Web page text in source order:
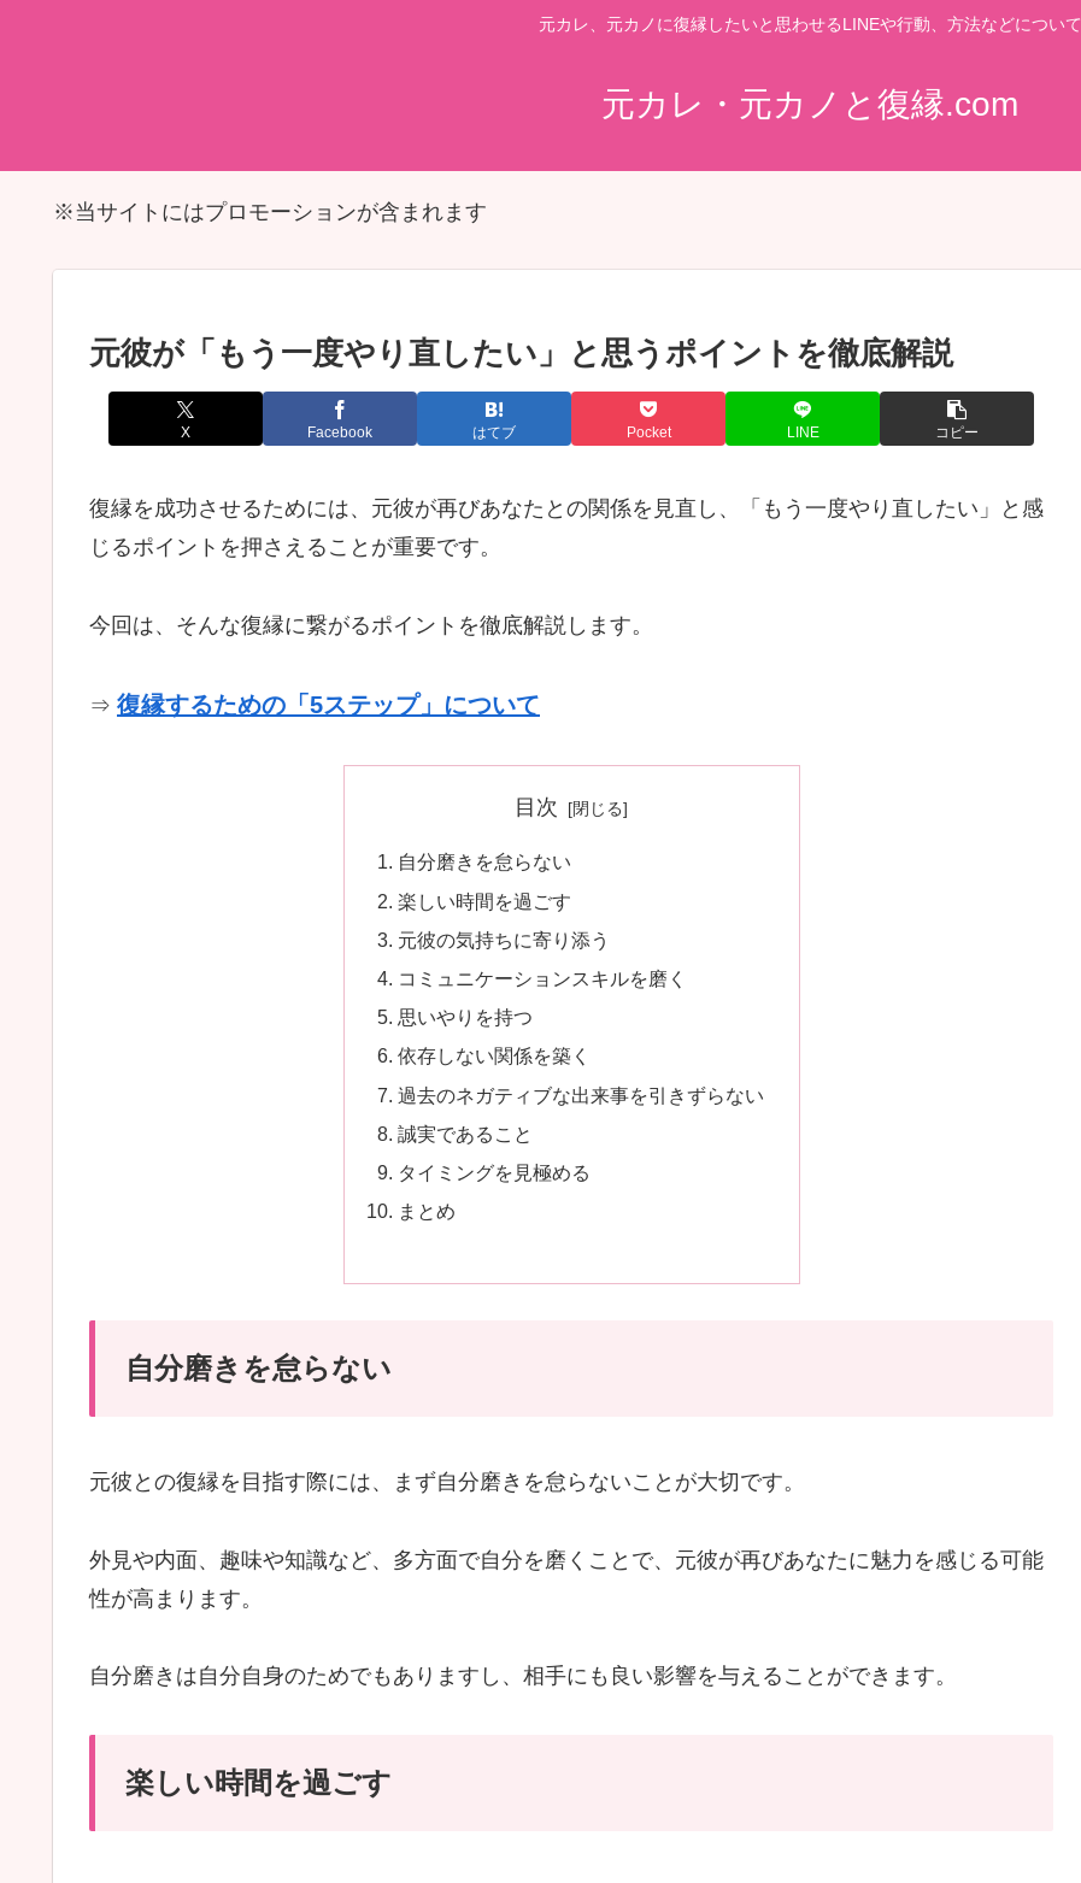
元カレ、元カノに復縁したいと思わせるLINEや行動、方法などについて
元カレ・元カノと復縁.com
※当サイトにはプロモーションが含まれます
元彼が「もう一度やり直したい」と思うポイントを徹底解説
X Facebook はてブ Pocket LINE コピー
復縁を成功させるためには、元彼が再びあなたとの関係を見直し、「もう一度やり直したい」と感
じるポイントを押さえることが重要です。
今回は、そんな復縁に繋がるポイントを徹底解説します。
⇒ 復縁するための「5ステップ」について
目次
自分磨きを怠らない
楽しい時間を過ごす
元彼の気持ちに寄り添う
コミュニケーションスキルを磨く
思いやりを持つ
依存しない関係を築く
過去のネガティブな出来事を引きずらない
誠実であること
タイミングを見極める
まとめ
自分磨きを怠らない
元彼との復縁を目指す際には、まず自分磨きを怠らないことが大切です。
外見や内面、趣味や知識など、多方面で自分を磨くことで、元彼が再びあなたに魅力を感じる可能
性が高まります。
自分磨きは自分自身のためでもありますし、相手にも良い影響を与えることができます。
楽しい時間を過ごす